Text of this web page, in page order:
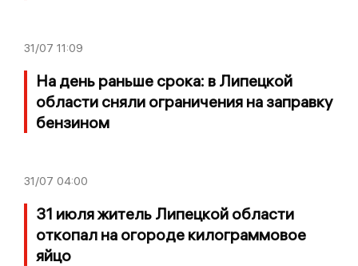
31/07 11:09
На день раньше срока: в Липецкой
области сняли ограничения на заправку
бензином
31/07 04:00
31 июля житель Липецкой области
откопал на огороде килограммовое
яйцо